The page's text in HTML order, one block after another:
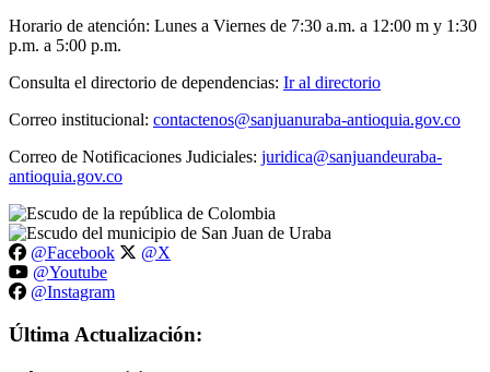
Horario de atención: Lunes a Viernes de 7:30 a.m. a 12:00 m y 1:30
p.m. a 5:00 p.m.
Consulta el directorio de dependencias: Ir al directorio
Correo institucional: contactenos@sanjuanuraba-antioquia.gov.co
Correo de Notificaciones Judiciales: juridica@sanjuandeuraba-
antioquia.gov.co
@Facebook
@X
@Youtube
@Instagram
Última Actualización: